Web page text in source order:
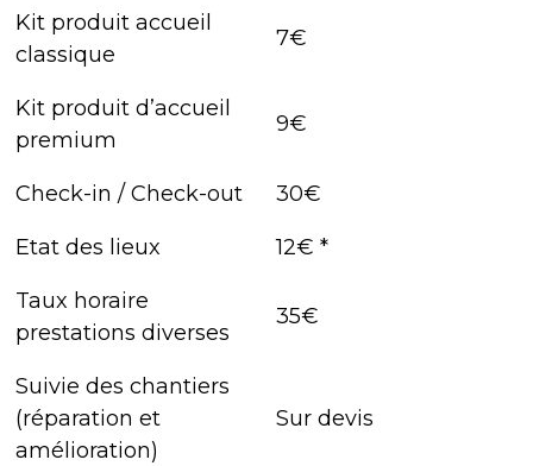
Kit produit accueil
classique
7€
Kit produit d’accueil
premium
9€
Check-in / Check-out 30€
Etat des lieux 12€ *
Taux horaire
prestations diverses
35€
Suivie des chantiers
(réparation et
amélioration)
Sur devis